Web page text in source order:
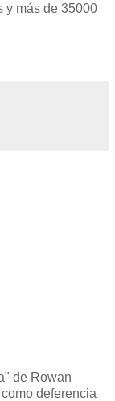
y más de 35000
de Rowan
deferencia